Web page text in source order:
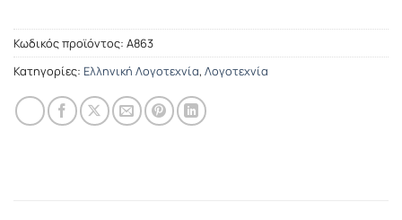
Κωδικός προϊόντος: Α863
Κατηγορίες: Ελληνική Λογοτεχνία, Λογοτεχνία